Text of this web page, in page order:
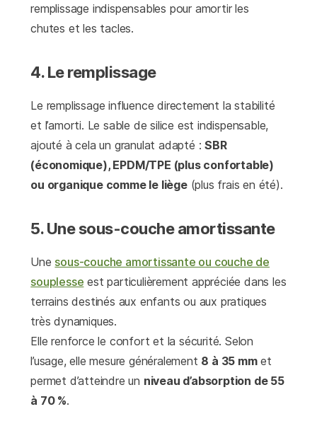
remplissage indispensables pour amortir les
chutes et les tacles.
4. Le remplissage
Le remplissage influence directement la stabilité
et l’amorti. Le sable de silice est indispensable,
ajouté à cela un granulat adapté :SBR
(économique), EPDM/TPE (plus confortable)
ou organique comme le liège(plus frais en été).
5. Une sous-couche amortissante
Une sous-couche amortissante ou couche de
souplesse est particulièrement appréciée dans les
terrains destinés aux enfants ou aux pratiques
très dynamiques.
Elle renforce le confort et la sécurité. Selon
l’usage, elle mesure généralement 8 à 35 mmet
permet d’atteindre un niveau d’absorption de 55
à 70 %.